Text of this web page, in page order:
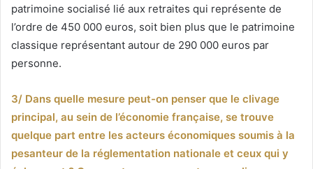
patrimoine socialisé lié aux retraites qui représente de
l’ordre de 450 000 euros, soit bien plus que le patrimoine
classique représentant autour de 290 000 euros par
personne.
3/ Dans quelle mesure peut-on penser que le clivage
principal, au sein de l’économie française, se trouve
quelque part entre les acteurs économiques soumis à la
pesanteur de la réglementation nationale et ceux qui y